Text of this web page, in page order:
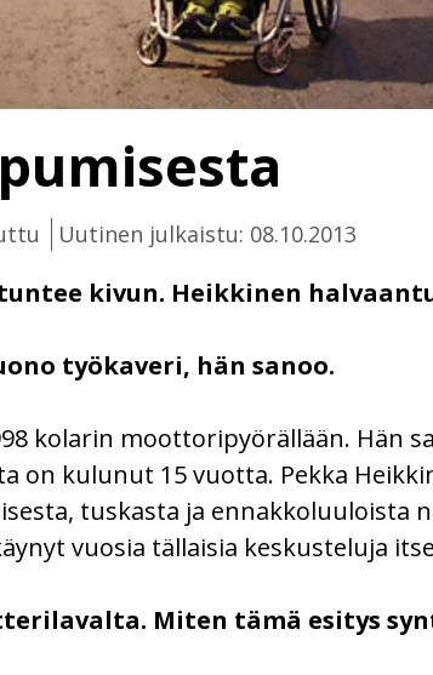
Uutinen julkaistu: 08.10.2013
kivun. Heikkinen
työkaveri, hän sanoo.
kolarin moottoripyörällään. Hän
kulunut 15 vuotta. Pekka
tuskasta ja ennakkoluuloista
vuosia tällaisia keskusteluja
Miten tämä esitys